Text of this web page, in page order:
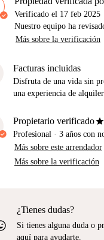
Verificado el 17 feb 2025
Nuestro equipo ha
Más sobre la verificación
Facturas incluidas
Disfruta de una vida sin
una experiencia de
Propietario verificadostar
Profesional · 3 años con
Más sobre este arrendador
Más sobre la verificación
¿Tienes dudas?
Si tienes alguna duda o
aquí para ayudarte.